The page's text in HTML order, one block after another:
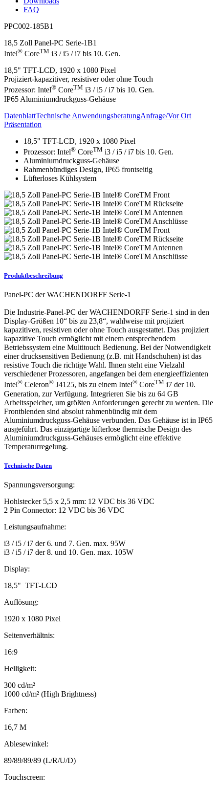
FAQ
PPC002-185B1
18,5 Zoll Panel-PC Serie-1B1
Intel® CoreTM i3 / i5 / i7 bis 10. Gen.
18,5" TFT-LCD, 1920 x 1080 Pixel
Projiziert-kapazitiver, resistiver oder ohne Touch
Prozessor: Intel® CoreTM i3 / i5 / i7 bis 10. Gen.
IP65 Aluminiumdruckguss-Gehäuse
DatenblattTechnische AnwendungsberatungAnfrage/Vor Ort
Präsentation
18,5" TFT-LCD, 1920 x 1080 Pixel
Prozessor: Intel® CoreTM i3 / i5 / i7 bis 10. Gen.
Aluminiumdruckguss-Gehäuse
Rahmenbündiges Design, IP65 frontseitig
Lüfterloses Kühlsystem
Produktbeschreibung
Panel-PC der WACHENDORFF Serie-1
Die Industrie-Panel-PC der WACHENDORFF Serie-1 sind in den
Display-Größen 10“ bis zu 23,8“, wahlweise mit projiziert
kapazitiven, resistiven oder ohne Touch ausgestattet. Das projiziert
kapazitive Touch ermöglicht mit einem entsprechendem
Betriebssystem eine Multitouch Bedienung. Bei der Notwendigkeit
einer drucksensitiven Bedienung (z.B. mit Handschuhen) ist das
resistive Touch die richtige Wahl. Ihnen steht eine Vielzahl
verschiedener Prozessoren, angefangen bei dem energieeffizienten
Intel® Celeron® J4125, bis zu einem Intel® CoreTM i7 der 10.
Generation, zur Verfügung. Integrieren Sie bis zu 64 GB
Arbeitsspeicher, um größten Anforderungen gerecht zu werden. Die
Frontblenden sind absolut rahmenbündig mit dem
Aluminiumdruckguss-Gehäuse verbunden. Das Gehäuse ist in IP65
ausgeführt. Das einzigartige lüfterlose thermische Design des
Aluminiumdruckguss-Gehäuses ermöglicht eine effektive
Temperaturregelung.
Technische Daten
Spannungsversorgung:
Hohlstecker 5,5 x 2,5 mm: 12 VDC bis 36 VDC
2 Pin Connector: 12 VDC bis 36 VDC
Leistungsaufnahme:
i3 / i5 / i7 der 6. und 7. Gen. max. 95W
i3 / i5 / i7 der 8. und 10. Gen. max. 105W
Display:
18,5" TFT-LCD
Auflösung:
1920 x 1080 Pixel
Seitenverhältnis:
16:9
Helligkeit:
300 cd/m²
1000 cd/m² (High Brightness)
Farben:
16,7 M
Ablesewinkel:
89/89/89/89 (L/R/U/D)
Touchscreen: